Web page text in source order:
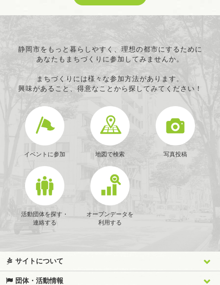
消費者保護
連絡・助言・援助
条例で定める活動
静岡市をもっと暮らしやすく、理想の都市にするために
あなたもまちづくりに参加してみませんか。
まちづくりには様々な参加方法があります。
興味があること、得意なことから探してみてください！
イベントに参加 地図で検索 写真投稿
活動団体を探す・
連絡する
オープンデータを
利用する
サイトについて
団体・活動情報